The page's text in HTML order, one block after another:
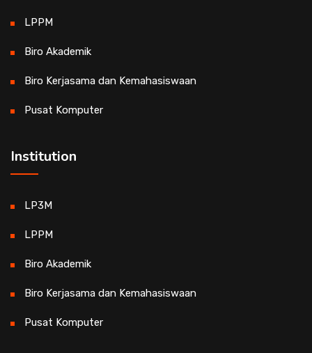
LPPM
Biro Akademik
Biro Kerjasama dan Kemahasiswaan
Pusat Komputer
Institution
LP3M
LPPM
Biro Akademik
Biro Kerjasama dan Kemahasiswaan
Pusat Komputer